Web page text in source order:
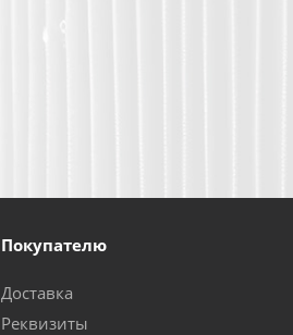
Покупателю
Доставка
Реквизиты